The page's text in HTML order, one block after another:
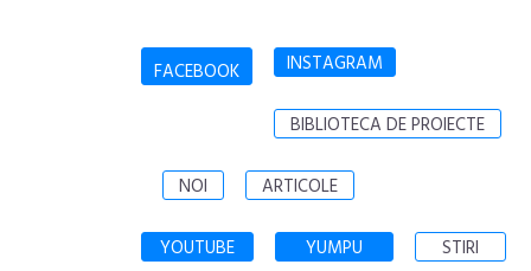
FACEBOOK INSTAGRAM
BIBLIOTECA DE PROIECTE
NOI ARTICOLE
YOUTUBE YUMPU STIRI